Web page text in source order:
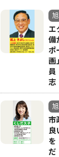
旭区・瀬谷区
建設業協会
アートで機
に向けて
エ
備
ポ
画
員
志
市
良